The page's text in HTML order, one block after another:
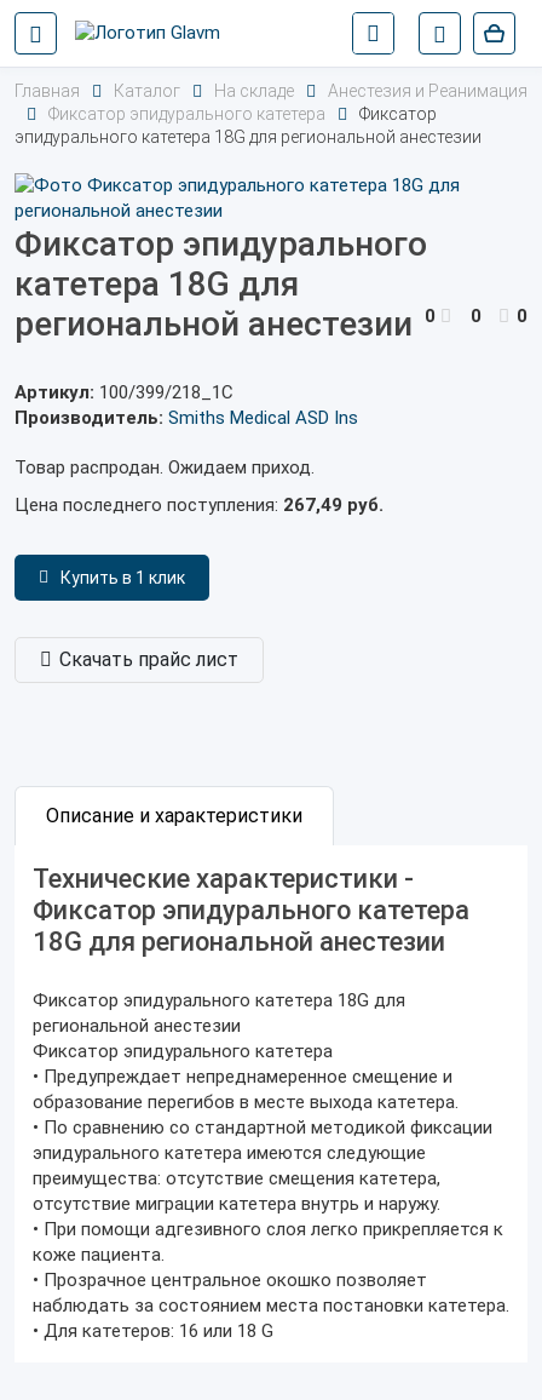
Главная Каталог На складе
Анестезия и Реанимация
Фиксатор эпидурального катетера
Фиксатор
эпидурального катетера 18G для региональной анестезии
Фиксатор эпидурального
катетера 18G для
региональной анестезии
0 0 0
Артикул: 100/399/218_1С
Производитель: Smiths Medical ASD Ins
Товар распродан. Ожидаем приход.
Цена последнего поступления: 267,49 руб.
Купить в 1 клик
Скачать прайс лист
Описание и характеристики
Технические характеристики -
Фиксатор эпидурального катетера
18G для региональной анестезии
Фиксатор эпидурального катетера 18G для
региональной анестезии
Фиксатор эпидурального катетера
• Предупреждает непреднамеренное смещение и
образование перегибов в месте выхода катетера.
• По сравнению со стандартной методикой фиксации
эпидурального катетера имеются следующие
преимущества: отсутствие смещения катетера,
отсутствие миграции катетера внутрь и наружу.
• При помощи адгезивного слоя легко прикрепляется к
коже пациента.
• Прозрачное центральное окошко позволяет
наблюдать за состоянием места постановки катетера.
• Для катетеров: 16 или 18 G